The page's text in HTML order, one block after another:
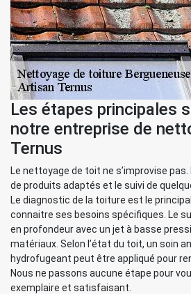
Les étapes principales
notre entreprise de
Ternus
Le nettoyage de toit ne s’improvise
de produits adaptés et le suivi de
Le diagnostic de la toiture est le
connaitre ses besoins spécifiques. Le
en profondeur avec un jet à basse
matériaux. Selon l’état du toit, un soin
hydrofugeant peut être appliqué pour
Nous ne passons aucune étape pour
exemplaire et satisfaisant.